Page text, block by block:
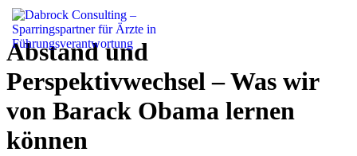
Abstand und
Perspektivwechsel – Was wir
von Barack Obama lernen
können